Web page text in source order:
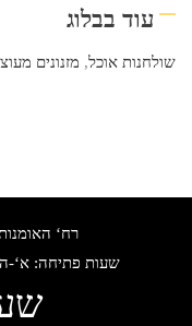
עוד בבלוג
שולחנות אוכל, מזנונים
רח‘ האומנות 20 , א.ת חדש נתניה,
שעות פתיחה: א‘-ה‘ 10:00-18:00 , שישי: 9:00-